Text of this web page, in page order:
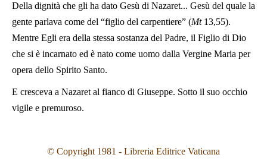
Della dignità che gli ha dato Gesù di Nazaret... Gesù del quale la
gente parlava come del “figlio del carpentiere” (Mt13,55).
Mentre Egli era della stessa sostanza del Padre, il Figlio di Dio
che si è incarnato ed è nato come uomo dalla Vergine Maria per
opera dello Spirito Santo.
E cresceva a Nazaret al fianco di Giuseppe. Sotto il suo occhio
vigile e premuroso.
© Copyright 1981 - Libreria Editrice Vaticana